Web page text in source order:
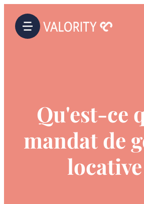
Qu'est-ce
mandat de